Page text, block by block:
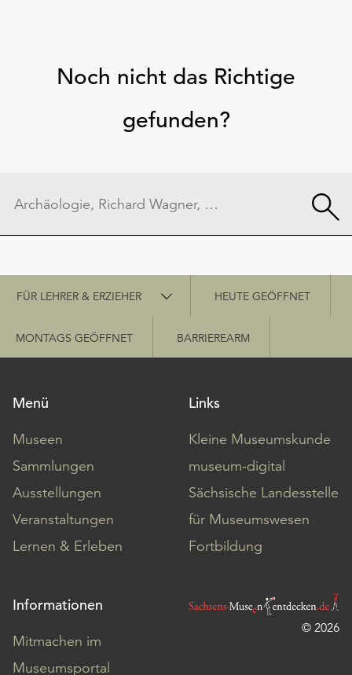
Noch nicht das Richtige
gefunden?
Schnellzugriff
FÜR LEHRER & ERZIEHER HEUTE GEÖFFNET
MONTAGS GEÖFFNET BARRIEREARM
Menü
Museen
Sammlungen
Ausstellungen
Veranstaltungen
Lernen & Erleben
Links
Kleine Museumskunde
museum-digital
Sächsische Landesstelle
für Museumswesen
Fortbildung
Informationen
Mitmachen im
Museumsportal
© 2026